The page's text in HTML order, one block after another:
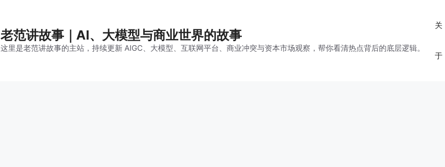
老范讲故事｜AI、大模型与商业世界的故事
这里是老范讲故事的主站，持续更新 AIGC、大模型、互联网平台、商业冲突与资本市场观察，帮你看清热点背后的底层逻辑。
关
于